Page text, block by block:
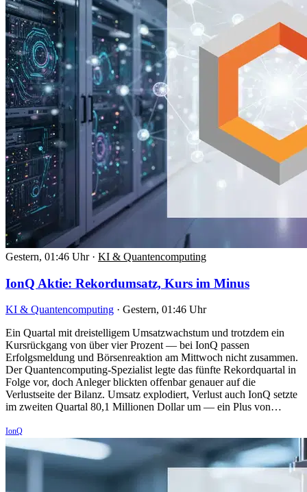
Gestern, 01:46 Uhr · KI & Quantencomputing
IonQ Aktie: Rekordumsatz, Kurs im Minus
KI & Quantencomputing · Gestern, 01:46 Uhr
Ein Quartal mit dreistelligem Umsatzwachstum und trotzdem ein
Kursrückgang von über vier Prozent — bei IonQ passen
Erfolgsmeldung und Börsenreaktion am Mittwoch nicht zusammen.
Der Quantencomputing-Spezialist legte das fünfte Rekordquartal in
Folge vor, doch Anleger blickten offenbar genauer auf die
Verlustseite der Bilanz. Umsatz explodiert, Verlust auch IonQ setzte
im zweiten Quartal 80,1 Millionen Dollar um — ein Plus von…
IonQ